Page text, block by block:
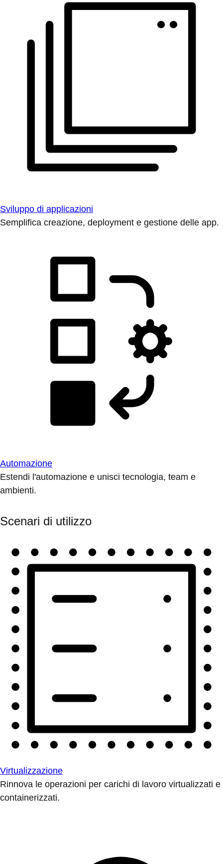
Sviluppo di applicazioni
Semplifica creazione, deployment e gestione delle app.
Automazione
Estendi l'automazione e unisci tecnologia, team e
ambienti.
Scenari di utilizzo
Virtualizzazione
Rinnova le operazioni per carichi di lavoro virtualizzati e
containerizzati.